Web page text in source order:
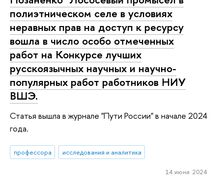
полиэтническом селе в условиях
неравных прав на доступ к ресурсу
вошла в число особо отмеченных
работ на Конкурсе лучших
русскоязычных научных и научно-
популярных работ работников НИУ
ВШЭ.
Статья вышла в журнале "Пути России" в начале 2024
года.
профессора исследования и аналитика
14 июня 2024